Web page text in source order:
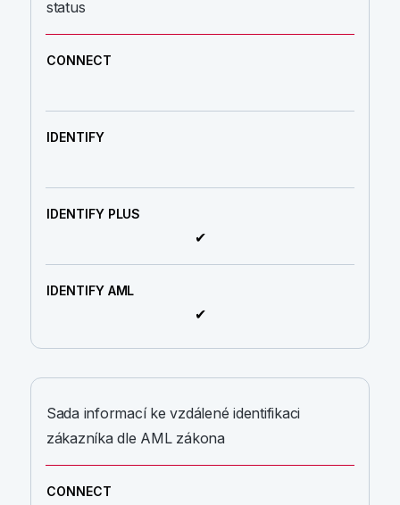
status
✔
✔
Sada informací ke vzdálené identifikaci
zákazníka dle AML zákona